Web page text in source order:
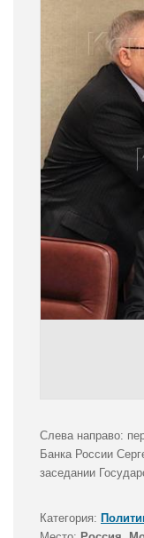
Слева направо:
Банка России
заседании
Категория: